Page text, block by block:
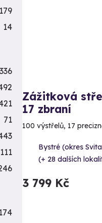
Zážitková
17 zbraní
100 výstřelů, 17
Bystré (okres
(+ 28 dalších
3 799 Kč
179
14
336
71
111
174